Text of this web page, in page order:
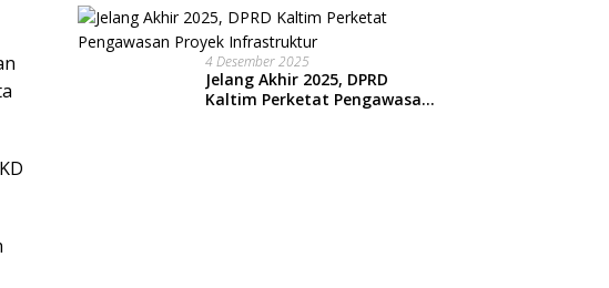
Penajaman Prioritas
Anggaran
4 Desember 2025
Jelang Akhir 2025, DPRD
Kaltim Perketat Pengawasan